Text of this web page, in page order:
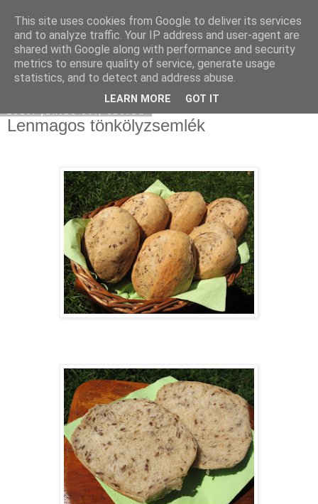
Moha Konyha
Lenmagos tönkölyzsemlék
This site uses cookies from Google to deliver its services
and to analyze traffic. Your IP address and user-agent are
shared with Google along with performance and security
metrics to ensure quality of service, generate usage
statistics, and to detect and address abuse.
LEARN MORE GOT IT